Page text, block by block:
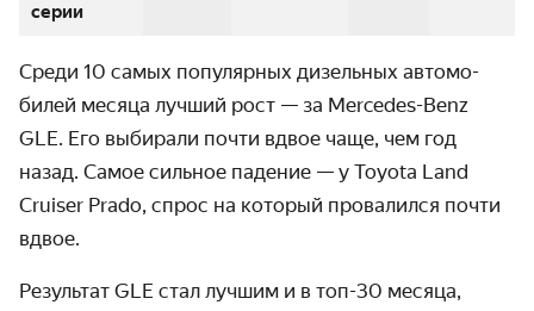
серии
Среди 10 самых популярных дизельных автомо­
билей месяца лучший рост — за Mercedes-Benz
GLE. Его выбирали почти вдвое чаще, чем год
назад. Самое сильное падение — у Toyota Land
Cruiser Prado, спрос на который провалился почти
вдвое.
Результат GLE стал лучшим и в топ-30 месяца,